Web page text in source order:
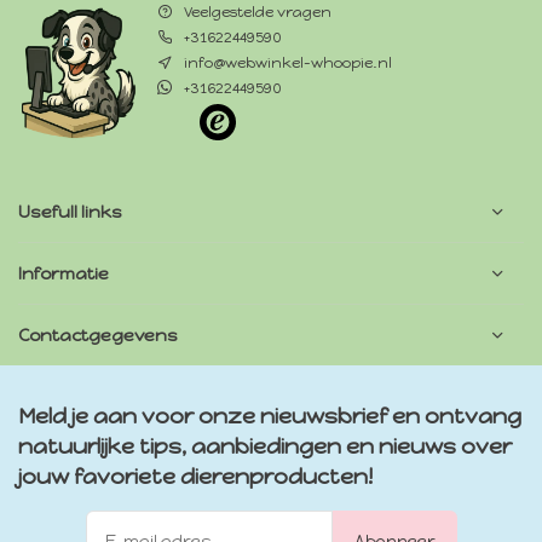
Veelgestelde vragen
+31622449590
info@webwinkel-whoopie.nl
+31622449590
Usefull links
Informatie
Contactgegevens
Meld je aan voor onze nieuwsbrief en ontvang
natuurlijke tips, aanbiedingen en nieuws over
jouw favoriete dierenproducten!